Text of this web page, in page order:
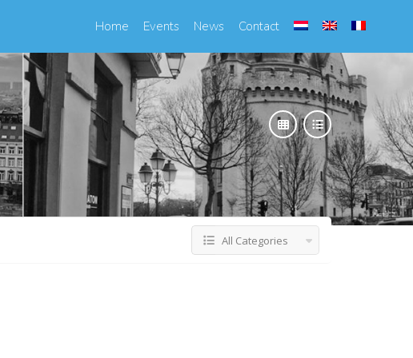
Home Events News Contact
All Categories